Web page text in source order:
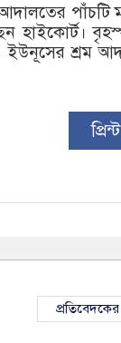
পাঁচটি
হাইকোর্ট।
ইউনূসের শ্রম